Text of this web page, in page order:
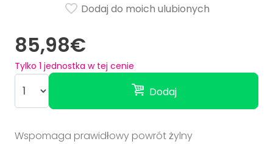
85,98€
Tylko 1 jednostka w tej cenie
Dodaj
Dodaj do moich ulubionych
Wspomaga prawidłowy powrót żylny